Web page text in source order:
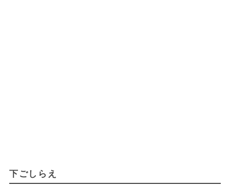
下ごしらえ